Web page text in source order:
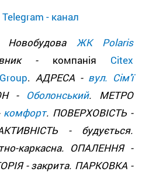
- канал
Новобудова ЖК Polaris
- компанія Citex
. АДРЕСА - вул. Сім'ї
- Оболонський. МЕТРО
комфорт. ПОВЕРХОВІСТЬ -
- будується.
каркасна. ОПАЛЕННЯ -
- закрита. ПАРКОВКА -